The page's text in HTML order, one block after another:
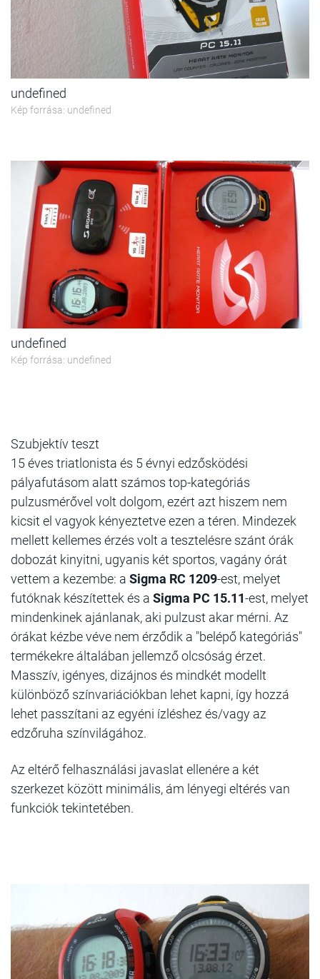
undefined
Kép forrása: undefined
undefined
Kép forrása: undefined
Szubjektív teszt
15 éves triatlonista és 5 évnyi edzősködési
pályafutásom alatt számos top-kategóriás
pulzusmérővel volt dolgom, ezért azt hiszem nem
kicsit el vagyok kényeztetve ezen a téren. Mindezek
mellett kellemes érzés volt a tesztelésre szánt órák
dobozát kinyitni, ugyanis két sportos, vagány órát
vettem a kezembe: a Sigma RC 1209-est, melyet
futóknak készítettek és a Sigma PC 15.11-est, melyet
mindenkinek ajánlanak, aki pulzust akar mérni. Az
órákat kézbe véve nem érződik a "belépő kategóriás"
termékekre általában jellemző olcsóság érzet.
Masszív, igényes, dizájnos és mindkét modellt
különböző színvariációkban lehet kapni, így hozzá
lehet passzítani az egyéni ízléshez és/vagy az
edzőruha színvilágához.
Az eltérő felhasználási javaslat ellenére a két
szerkezet között minimális, ám lényegi eltérés van
funkciók tekintetében.